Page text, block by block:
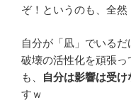
ぞ！というのも、全
自分が「凪」でいる
破壊の活性化を頑張
も、
自分は影響は受
すｗ